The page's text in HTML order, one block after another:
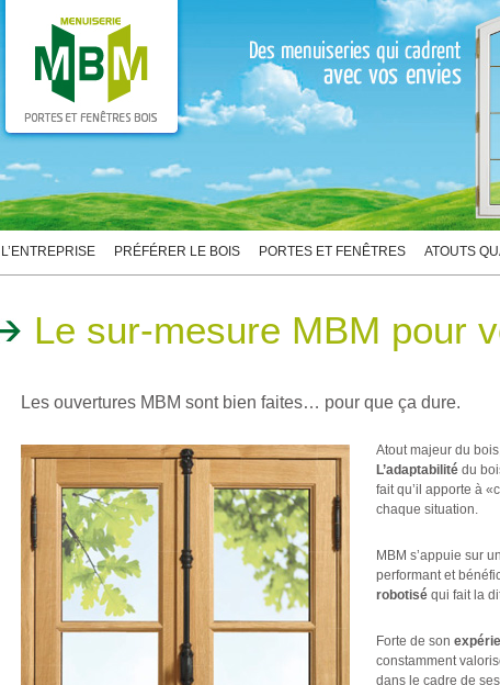
L’ENTREPRISE PRÉFÉRER LE BOIS PORTES ET FENÊTRES ATOUTS
Le sur-mesure MBM pour
Les ouvertures MBM sont bien faites… pour que ça dure.
Atout majeur du
L’adaptabilitédu
fait qu’il apporte à
chaque situation.
MBM s’appuie sur
performant et
robotiséqui fait la
Forte de son
constamment
dans le cadre de